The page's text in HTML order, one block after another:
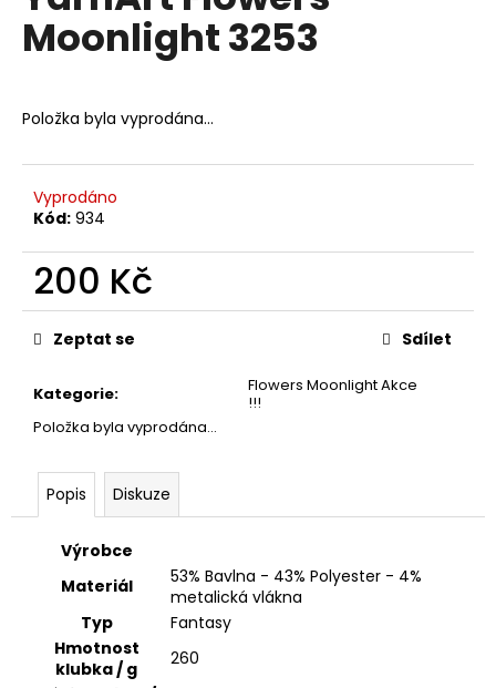
0,0
Moonlight 3253
Položka byla vyprodána…
Vyprodáno
Kód: 934
200 Kč
Měrná
cena:
Kategorie:
Flowers Moonlight Akce
!!!
Položka byla vyprodána…
Zeptat se Sdílet
Popis Diskuze
Výrobce
Materiál
53% Bavlna - 43% Polyester - 4%
metalická vlákna
Typ
Fantasy
Hmotnost
klubka / g
260
a
j
t
HLEDAT
D
p
o
u